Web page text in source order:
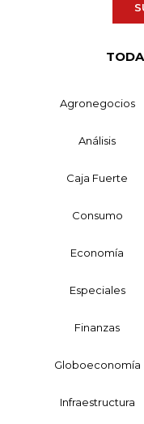
Agronegocios
Análisis
Caja Fuerte
Consumo
Economía
Especiales
Finanzas
Globoeconomía
Infraestructura